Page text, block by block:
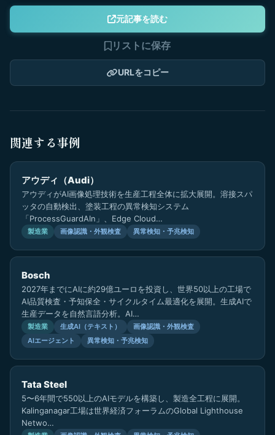
元記事を読む
リストに保存
URLをコピー
関連する事例
アウディ（Audi）
アウディがAI画像処理技術を生産工程全体に拡大展開。溶接スパ
ッタの自動検出、塗装工程の異常検知システム
「ProcessGuardAIn」、Edge Cloud…
製造業 画像認識・外観検査 異常検知・予兆検知
Bosch
2027年までにAIに約29億ユーロを投資し、世界50以上の工場で
AI品質検査・予知保全・サイクルタイム最適化を展開。生成AIで
生産データを自然言語分析。AI…
製造業 生成AI（テキスト）
画像認識・外観検査
AIエージェント
異常検知・予兆検知
Tata Steel
5〜6年間で550以上のAIモデルを構築し、製造全工程に展開。
Kalinganagar工場は世界経済フォーラムのGlobal Lighthouse
Netwo…